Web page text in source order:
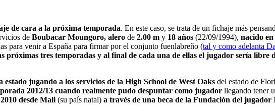
de cara a la próxima temporada. En este caso, se trata de un fichaje más
de Boubacar Moungoro, alero de 2.00 m y 18 años (22/09/1994), nacido
para venir a España para firmar por el conjunto fuenlabreño (tal y como adelanta
próximas tres temporadas y al final de cada una de ellas el jugador sería
estado jugando a los servicios de la High School de West Oaks del estado de
2012/13 cuando realmente pudo despuntar como jugador llegando tener
desde Mali (su país natal) a través de una beca de la Fundación del